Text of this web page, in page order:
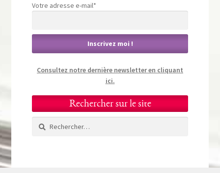
Votre adresse e-mail*
Consultez notre dernière newsletter en cliquant
ici.
Rechercher sur le site
Rechercher :